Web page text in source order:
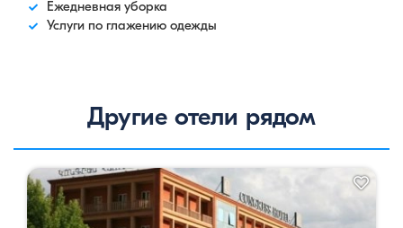
Ежедневная уборка
Услуги по глажению одежды
Другие отели рядом